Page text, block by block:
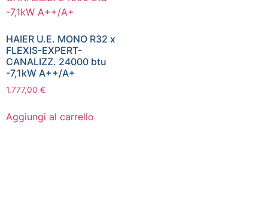
HAIER U.E. MONO R32 x
FLEXIS-EXPERT-
CANALIZZ. 24000 btu
-7,1kW A++/A+
1.777,00 €
Aggiungi al carrello